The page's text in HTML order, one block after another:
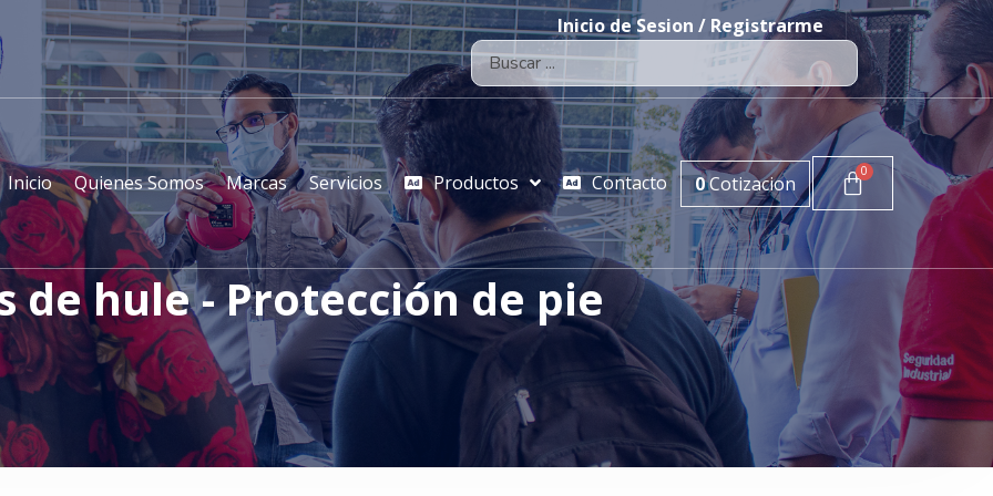
Inicio de Sesion / Registrarme
Inicio Quienes Somos Marcas Servicios Productos Contacto 0Cotizacion
de hule - Protección de pie